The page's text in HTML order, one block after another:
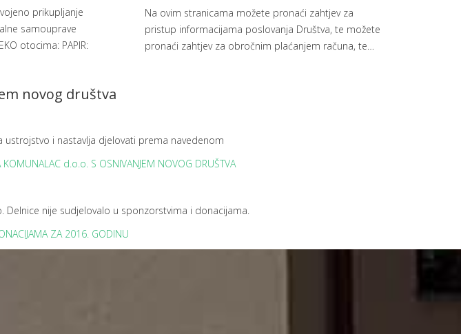
prikupljanje
samouprave
otocima: PAPIR:
Na ovim stranicama možete pronaći zahtjev za
pristup informacijama poslovanja Društva, te možete
pronaći zahtjev za obročnim plaćanjem računa, te…
novog društva
ustrojstvo i nastavlja djelovati prema navedenom
KOMUNALAC d.o.o. S OSNIVANJEM NOVOG DRUŠTVA
nije sudjelovalo u sponzorstvima i donacijama.
ZA 2016. GODINU